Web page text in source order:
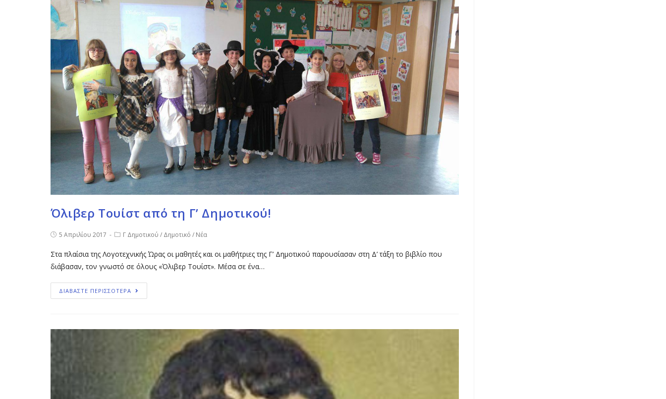
Όλιβερ Τουίστ από τη Γ’ Δημοτικού!
5 Απριλίου 2017 Γ Δημοτικού / Δημοτικό / Νέα
Στα πλαίσια της Λογοτεχνικής Ώρας οι μαθητές και οι μαθήτριες της Γ’ Δημοτικού παρουσίασαν στη Δ’ τάξη το βιβλίο που
διάβασαν, τον γνωστό σε όλους «Όλιβερ Τουίστ». Μέσα σε ένα…
ΔΙΑΒΑΣΤΕ ΠΕΡΙΣΣΟΤΕΡΑ